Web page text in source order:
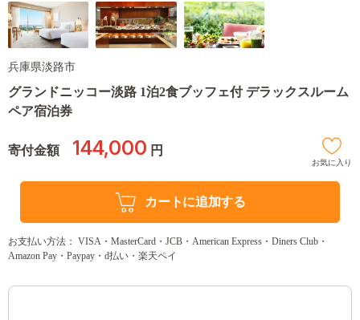
兵庫県淡路市
グランドニッコー淡路 1泊2食ブッフェ付 デラックスルーム
ペア宿泊券
寄付金額 144,000 円
お気に入り
カートに追加する
お支払い方法： VISA・MasterCard・JCB・American Express・Diners Club・
Amazon Pay・Paypay・d払い・楽天ペイ